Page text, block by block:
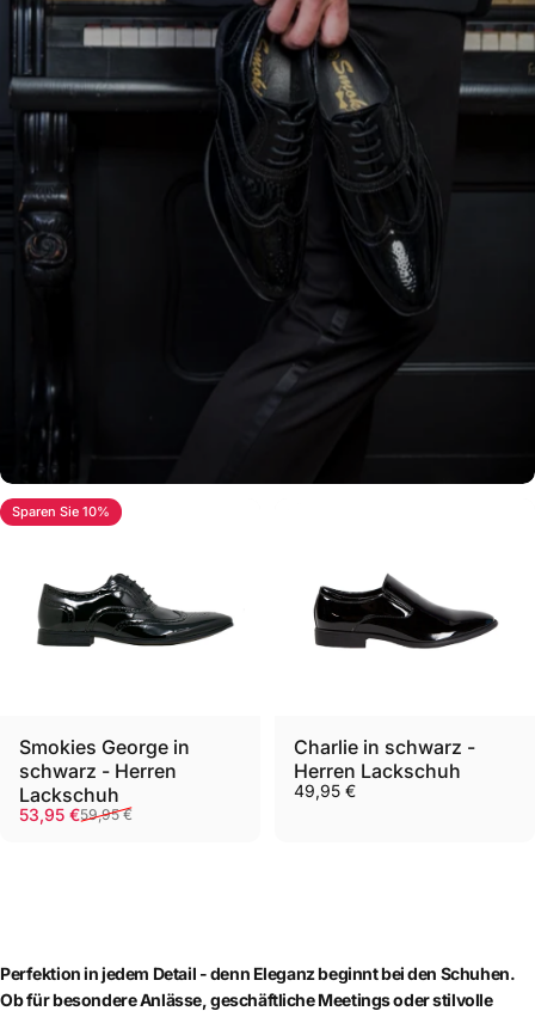
Entdecke unsere Auswahl an Lackschuhen für Herren
Sparen Sie 10%
Smokies George in
schwarz - Herren
Lackschuh
Verkaufspreis
53,95 €
Normaler Preis
59,95 €
Charlie in schwarz -
Herren Lackschuh
49,95 €
Perfektion in jedem Detail - denn Eleganz beginnt bei den Schuhen.
Ob für besondere Anlässe, geschäftliche Meetings oder stilvolle